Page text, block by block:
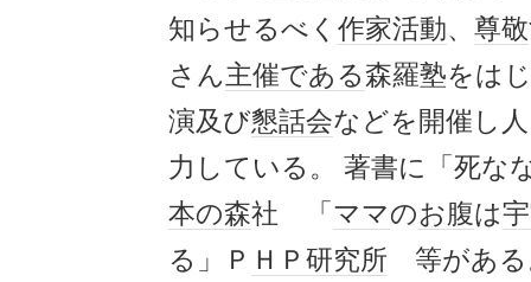
知らせるべく 作家活動、 尊敬
さん主催である森羅塾をは
演及び懇話会などを開催し
力している。 著書に「死な
本の森社 「 ママのお腹は
る」Ｐ ＨＰ 研究所 等がある